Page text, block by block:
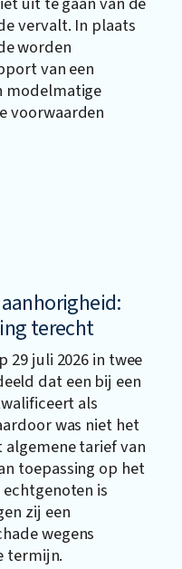
vervalt. In plaats
worden
van een
modelmatige
voorwaarden
terecht
29 juli 2026 in twee
dat een bij een
als
was niet het
tarief van
toepassing op het
is
zij een
wegens
termijn.